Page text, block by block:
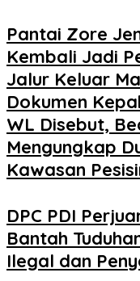
Pantai Zore
Kembali Jadi
Jalur Keluar
Dokumen
WL Disebut,
Mengungkap
Kawasan
DPC PDI
Bantah
Ilegal dan